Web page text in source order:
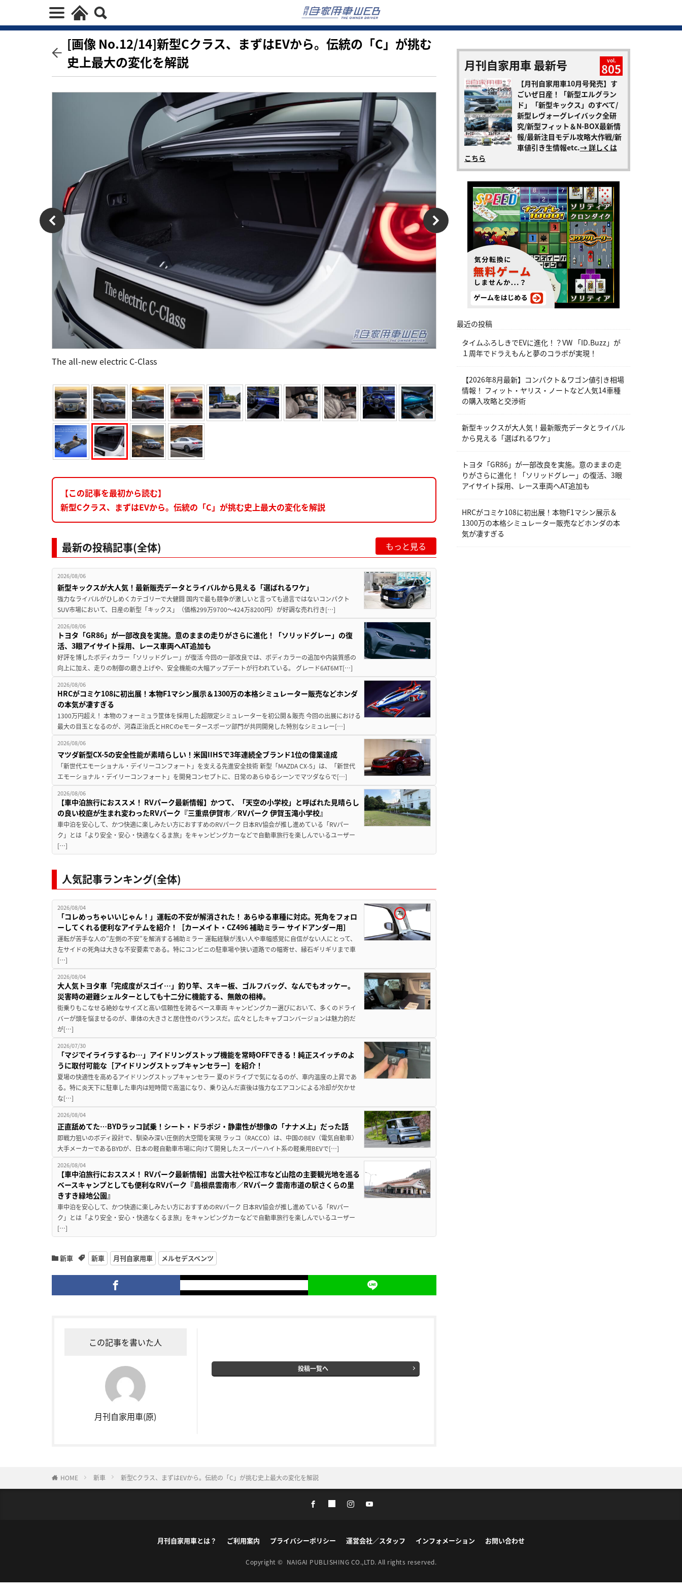
[画像 No.12/14]新型Cクラス、まずはEVから。伝統の「C」が挑む
史上最大の変化を解説
The all-new electric C-Class
【この記事を最初から読む】
新型Cクラス、まずはEVから。伝統の「C」が挑む史上最大の変化を解説
最新の投稿記事(全体) もっと見る
2026/08/06
新型キックスが大人気！最新販売データとライバルから見える「選ばれるワケ」
強力なライバルがひしめくカテゴリーで大健闘 国内で最も競争が激しいと言っても過言ではないコンパクト
SUV市場において、日産の新型「キックス」（価格299万9700～424万8200円）が好調な売れ行き[…]
2026/08/06
トヨタ「GR86」が一部改良を実施。意のままの走りがさらに進化！「ソリッドグレー」の復
活、3眼アイサイト採用、レース車両へAT追加も
好評を博したボディカラー「ソリッドグレー」が復活 今回の一部改良では、ボディカラーの追加や内装質感の
向上に加え、走りの制御の磨き上げや、安全機能の大幅アップデートが行われている。 グレード6AT6MT[…]
2026/08/06
HRCがコミケ108に初出展！本物F1マシン展示＆1300万の本格シミュレーター販売などホンダ
の本気が凄すぎる
1300万円超え！ 本物のフォーミュラ筐体を採用した超限定シミュレーターを初公開＆販売 今回の出展における
最大の目玉となるのが、河森正治氏とHRCのeモータースポーツ部門が共同開発した特別なシミュレー[…]
2026/08/06
マツダ新型CX-5の安全性能が素晴らしい！米国IIHSで3年連続全ブランド1位の偉業達成
「新世代エモーショナル・デイリーコンフォート」を支える先進安全技術 新型「MAZDA CX-5」は、「新世代
エモーショナル・デイリーコンフォート」を開発コンセプトに、日常のあらゆるシーンでマツダならで[…]
2026/08/06
【車中泊旅行におススメ！ RVパーク最新情報】かつて、「天空の小学校」と呼ばれた見晴らし
の良い校庭が生まれ変わったRVパーク『三重県伊賀市／RVパーク 伊賀玉滝小学校』
車中泊を安心して、かつ快適に楽しみたい方におすすめのRVパーク 日本RV協会が推し進めている「RVパー
ク」とは「より安全・安心・快適なくるま旅」をキャンピングカーなどで自動車旅行を楽しんでいるユーザー
[…]
人気記事ランキング(全体)
2026/08/04
「コレめっちゃいいじゃん！」運転の不安が解消された！ あらゆる車種に対応。死角をフォロ
ーしてくれる便利なアイテムを紹介！［カーメイト・CZ496 補助ミラー サイドアンダー用］
運転が苦手な人の”左側の不安”を解消する補助ミラー 運転経験が浅い人や車幅感覚に自信がない人にとって、
左サイドの死角は大きな不安要素である。特にコンビニの駐車場や狭い道路での幅寄せ、縁石ギリギリまで車
[…]
2026/08/04
大人気トヨタ車「完成度がスゴイ…」釣り竿、スキー板、ゴルフバッグ、なんでもオッケー。
災害時の避難シェルターとしても十二分に機能する、無敵の相棒。
街乗りもこなせる絶妙なサイズと高い信頼性を誇るベース車両 キャンピングカー選びにおいて、多くのドライ
バーが頭を悩ませるのが、車体の大きさと居住性のバランスだ。広々としたキャブコンバージョンは魅力的だ
が[…]
2026/07/30
「マジでイライラするわ…」アイドリングストップ機能を常時OFFできる！純正スイッチのよ
うに取付可能な［アイドリングストップキャンセラー］を紹介！
夏場の快適性を高めるアイドリングストップキャンセラー 夏のドライブで気になるのが、車内温度の上昇であ
る。特に炎天下に駐車した車内は短時間で高温になり、乗り込んだ直後は強力なエアコンによる冷却が欠かせ
な[…]
2026/08/04
正直舐めてた…BYDラッコ試乗！シート・ドラポジ・静粛性が想像の「ナナメ上」だった話
即戦力狙いのボディ設計で、馴染み深い圧倒的大空間を実現 ラッコ（RACCO）は、中国のBEV（電気自動車）
大手メーカーであるBYDが、日本の軽自動車市場に向けて開発したスーパーハイト系の軽乗用BEVで[…]
2026/08/04
【車中泊旅行におススメ！ RVパーク最新情報】出雲大社や松江市など山陰の主要観光地を巡る
ベースキャンプとしても便利なRVパーク『島根県雲南市／RVパーク 雲南市道の駅さくらの里
きすき緑地公園』
車中泊を安心して、かつ快適に楽しみたい方におすすめのRVパーク 日本RV協会が推し進めている「RVパー
ク」とは「より安全・安心・快適なくるま旅」をキャンピングカーなどで自動車旅行を楽しんでいるユーザー
[…]
新車 新車 月刊自家用車 メルセデスベンツ
この記事を書いた人
月刊自家用車(原)
投稿一覧へ
月刊自家用車 最新号 vol.
805
【月刊自家用車10月号発売】す
ごいぜ日産！「新型エルグラン
ド」「新型キックス」のすべて/
新型レヴォーグレイバック全研
究/新型フィット＆N-BOX最新情
報/最新注目モデル攻略大作戦/新
車値引き生情報etc.→ 詳しくは
こちら
最近の投稿
タイムふろしきでEVに進化！？VW 「ID.Buzz」が
１周年でドラえもんと夢のコラボが実現！
【2026年8月最新】コンパクト＆ワゴン値引き相場
情報！ フィット・ヤリス・ノートなど人気14車種
の購入攻略と交渉術
新型キックスが大人気！最新販売データとライバル
から見える「選ばれるワケ」
トヨタ「GR86」が一部改良を実施。意のままの走
りがさらに進化！「ソリッドグレー」の復活、3眼
アイサイト採用、レース車両へAT追加も
HRCがコミケ108に初出展！本物F1マシン展示＆
1300万の本格シミュレーター販売などホンダの本
気が凄すぎる
HOME 新車 新型Cクラス、まずはEVから。伝統の「C」が挑む史上最大の変化を解説
月刊自家用車とは？ ご利用案内 プライバシーポリシー 運営会社／スタッフ インフォメーション お問い合わせ
Copyright © NAIGAI PUBLISHING CO.,LTD. All rights reserved.